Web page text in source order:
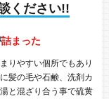
ください!!
詰まった
りやすい個所でもあり
髪の毛や石鹸、洗剤カ
と混ざり合う事で硫黄